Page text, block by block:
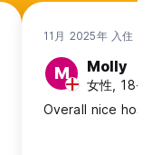
11月 2025年 入住
M Molly
女性, 18-
Overall nice